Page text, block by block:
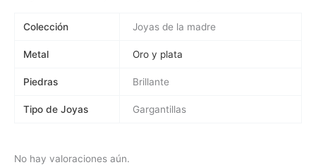
Colección Joyas de la madre
Metal Oro y plata
Piedras Brillante
Tipo de Joyas Gargantillas
No hay valoraciones aún.